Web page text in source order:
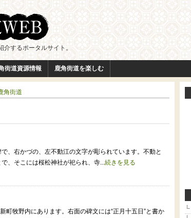
するポータルサイト。
街道資源情報 鹿角街道を楽しむ
角街道
、右かづの、左不動江の文字が彫られています。不動と
、そこには桜松神社が祀られ、寺...続きを見る
町牧野内にあります。右面の碑文には“正月十五日”と書か